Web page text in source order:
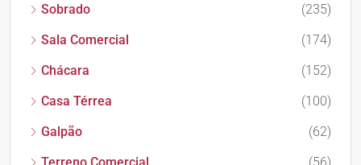
Sobrado
(235)
Sala Comercial
(174)
Chácara
(152)
Casa Térrea
(100)
Galpão
(62)